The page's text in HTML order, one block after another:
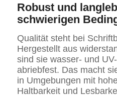
Robust und
schwierigen
Qualität steht bei
Hergestellt aus
sind sie wasser- und
abriebfest. Das macht
in Umgebungen mit
Haltbarkeit und